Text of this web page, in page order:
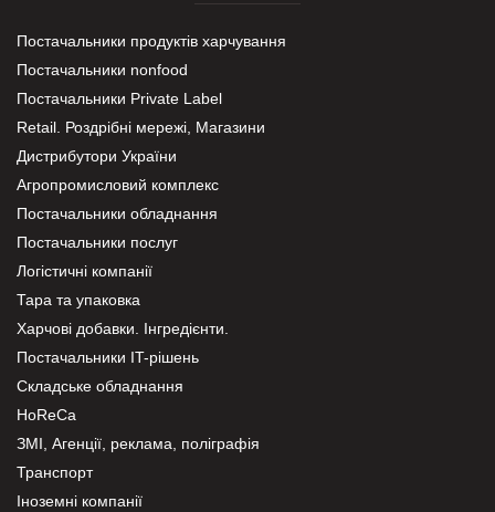
Постачальники продуктів харчування
Постачальники nonfood
Постачальники Private Label
Retail. Роздрібні мережі, Магазини
Дистрибутори України
Агропромисловий комплекс
Постачальники обладнання
Постачальники послуг
Логістичні компанії
Тара та упаковка
Харчові добавки. Інгредієнти.
Постачальники IT-рішень
Складське обладнання
HoReCa
ЗМІ, Агенції, реклама, поліграфія
Транспорт
Іноземні компанії